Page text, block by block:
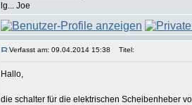
lg... Joe
Verfasst am: 09.04.2014 15:38 Titel:
Hallo,
die schalter für die elektrischen Scheibenheber